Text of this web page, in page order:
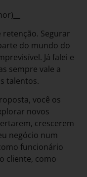
retenção. Segurar
do mundo do
Já falei e
sempre vale a
talentos.
você os
novos
crescerem
negócio num
funcionário
cliente, como